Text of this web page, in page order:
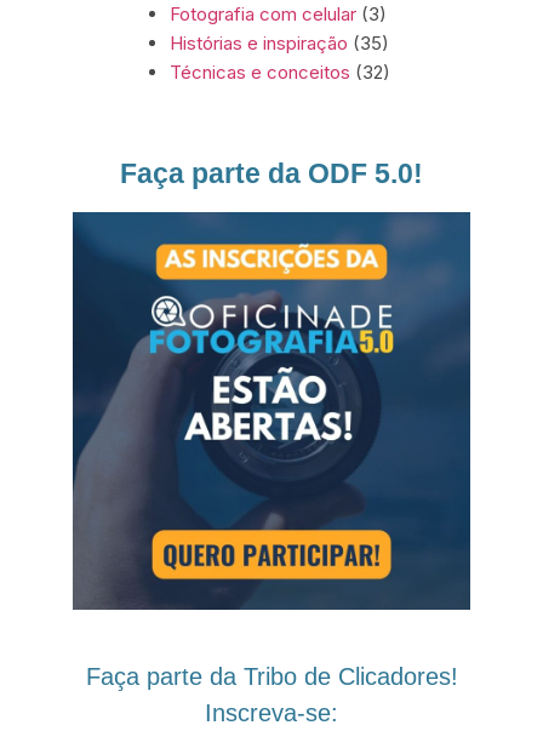
Fotografia com celular (3)
Histórias e inspiração (35)
Técnicas e conceitos (32)
Faça parte da ODF 5.0!
Faça parte da Tribo de Clicadores!
Inscreva-se: